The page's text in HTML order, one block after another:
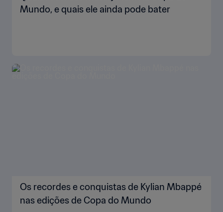
Mundo, e quais ele ainda pode bater
Os recordes e conquistas de Kylian Mbappé
nas edições de Copa do Mundo